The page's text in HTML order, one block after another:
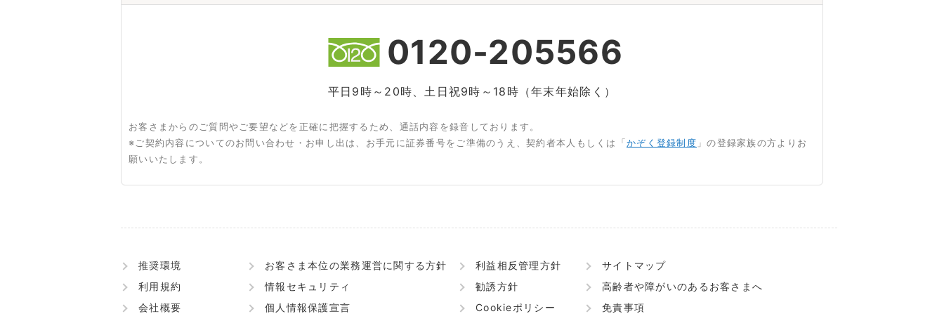
0120-205566
平日9時～20時、土日祝9時～18時（年末年始除く）
お客さまからのご質問やご要望などを正確に把握するため、通話内容を録音しております。
※ご契約内容についてのお問い合わせ・お申し出は、お手元に証券番号をご準備のうえ、契約者本人もしくは「かぞく登録制度 」の登録家族の方よりお
願いいたします。
推奨環境 お客さま本位の業務運営に関する方針 利益相反管理方針
サイトマップ
利用規約
情報セキュリティ 勧誘方針
高齢者や障がいのあるお客さまへ
会社概要
個人情報保護宣言 Cookieポリシー 免責事項